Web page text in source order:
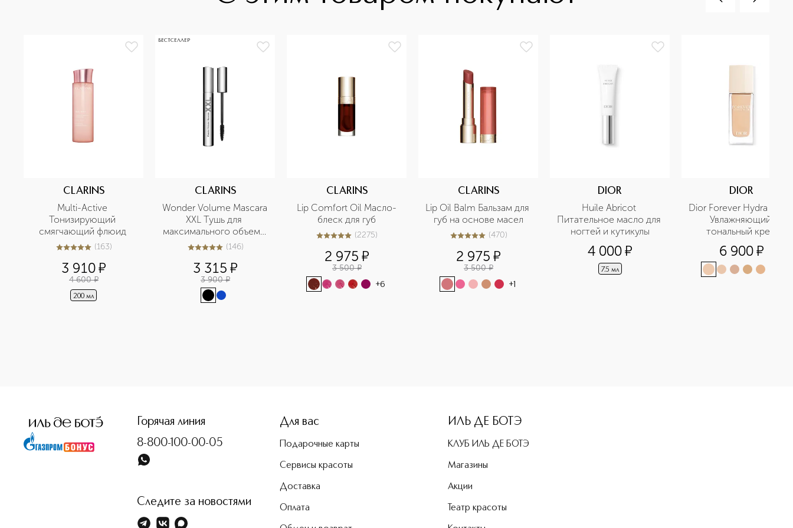
CLARINS
Multi-Active
Тонизирующий
смягчающий флюид
5из 5163 (163)
3 910¤
4 600 ¤
200 мл
БЕСТСЕЛЛЕР
CLARINS
Wonder Volume Mascara
XXL Тушь для
максимального объема
ресниц
4.9из5146 (146)
3 315 ¤
3 900 ¤
CLARINS
Lip Comfort Oil Масло-
блеск для губ
5из 52275 (2275)
2 975 ¤
3 500 ¤
+6
CLARINS
Lip Oil Balm Бальзам для
губ на основе масел
4.9из5470 (470)
2 975 ¤
3 500 ¤
+1
DIOR
Huile Abricot
Питательное масло для
ногтей и кутикулы
4 000¤
7.5 мл
DIOR
Dior Forever Hydra Nude
Увлажняющий
тональный крем
6 900¤
Горячая линия
8-800-100-00-05
Следите за новостями
Для вас
Подарочные карты
Сервисы красоты
Доставка
Оплата
ИЛЬ ДЕ БОТЭ
КЛУБ ИЛЬ ДЕ БОТЭ
Магазины
Акции
Театр красоты